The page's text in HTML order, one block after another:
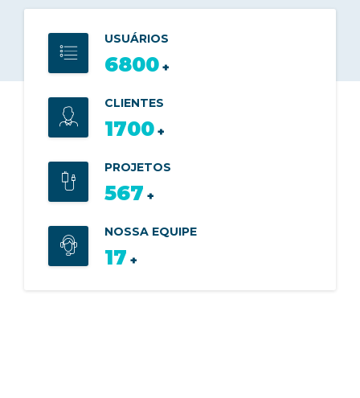
USUÁRIOS
7600 +
CLIENTES
1900 +
PROJETOS
633 +
NOSSA EQUIPE
19 +